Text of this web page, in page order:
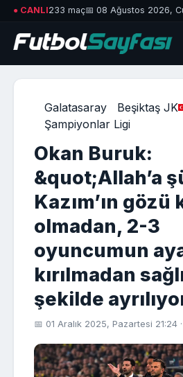
● CANLI233 maç📅 08 Ağustos 2026,
Galatasaray Beşiktaş JK
Şampiyonlar Ligi
Okan Buruk:
&quot;Allah’a
Kazım’ın gözü
olmadan, 2-3
oyuncumun
kırılmadan
şekilde
📅 01 Aralık 2025, Pazartesi 21:24